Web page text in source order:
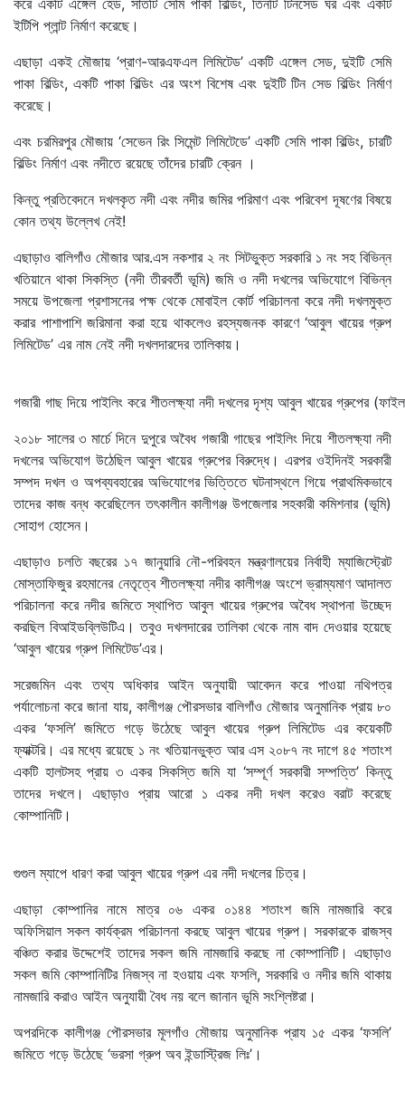
ইটিপি প্লান্ট নির্মাণ করেছে।
এছাড়া একই মৌজায় ‘প্রাণ-আরএফএল লিমিটেড’ একটি এঙ্গেল সেড, দুইটি সেমি
পাকা বিল্ডিং, একটি পাকা বিল্ডিং এর অংশ বিশেষ এবং দুইটি টিন সেড বিল্ডিং নির্মাণ
করেছে।
এবং চরমিরপুর মৌজায় ‘সেভেন রিং সিমেন্ট লিমিটেডে’ একটি সেমি পাকা বিল্ডিং, চারটি
বিল্ডিং নির্মাণ এবং নদীতে রয়েছে তাঁদের চারটি ক্রেন ।
কিন্তু প্রতিবেদনে দখলকৃত নদী এবং নদীর জমির পরিমাণ এবং পরিবেশ দূষণের বিষয়ে
কোন তথ্য উল্লেখ নেই!
এছাড়াও বালিগাঁও মৌজার আর.এস নকশার ২ নং সিটভুক্ত সরকারি ১ নং সহ বিভিন্ন
খতিয়ানে থাকা সিকস্তি (নদী তীরবর্তী ভূমি) জমি ও নদী দখলের অভিযোগে বিভিন্ন
সময়ে উপজেলা প্রশাসনের পক্ষ থেকে মোবাইল কোর্ট পরিচালনা করে নদী দখলমুক্ত
করার পাশাপাশি জরিমানা করা হয়ে থাকলেও রহস্যজনক কারণে ‘আবুল খায়ের গ্রুপ
লিমিটেড’ এর নাম নেই নদী দখলদারদের তালিকায়।
গজারী গাছ দিয়ে পাইলিং করে শীতলক্ষ্যা নদী দখলের দৃশ্য আবুল খায়ের গ্রুপের
২০১৮ সালের ৩ মার্চে দিনে দুপুরে অবৈধ গজারী গাছের পাইলিং দিয়ে শীতলক্ষ্যা নদী
দখলের অভিযোগ উঠেছিল আবুল খায়ের গ্রুপের বিরুদ্ধে। এরপর ওইদিনই সরকারী
সম্পদ দখল ও অপব্যবহারের অভিযোগের ভিত্তিতে ঘটনাস্থলে গিয়ে প্রাথমিকভাবে
তাদের কাজ বন্ধ করেছিলেন তৎকালীন কালীগঞ্জ উপজেলার সহকারী কমিশনার (ভূমি)
সোহাগ হোসেন।
এছাড়াও চলতি বছরের ১৭ জানুয়ারি নৌ-পরিবহন মন্ত্রণালয়ের নির্বাহী ম্যাজিস্ট্রেট
মোস্তাফিজুর রহমানের নেতৃত্বে শীতলক্ষ্যা নদীর কালীগঞ্জ অংশে ভ্রাম্যমাণ আদালত
পরিচালনা করে নদীর জমিতে স্থাপিত আবুল খায়ের গ্রুপের অবৈধ স্থাপনা উচ্ছেদ
করছিল বিআইডব্লিউটিএ। তবুও দখলদারের তালিকা থেকে নাম বাদ দেওয়ার হয়েছে
‘আবুল খায়ের গ্রুপ লিমিটেড’এর।
সরেজমিন এবং তথ্য অধিকার আইন অনুযায়ী আবেদন করে পাওয়া নথিপত্র
পর্যালোচনা করে জানা যায়, কালীগঞ্জ পৌরসভার বালিগাঁও মৌজার অনুমানিক প্রায় ৮০
একর ‘ফসলি’ জমিতে গড়ে উঠেছে আবুল খায়ের গ্রুপ লিমিটেড এর কয়েকটি
ফ্যাক্টরি। এর মধ্যে রয়েছে ১ নং খতিয়ানভুক্ত আর এস ২০৮৭ নং দাগে ৪৫ শতাংশ
একটি হালটসহ প্রায় ৩ একর সিকস্তি জমি যা ‘সম্পূর্ণ সরকারী সম্পত্তি’ কিন্তু
তাদের দখলে। এছাড়াও প্রায় আরো ১ একর নদী দখল করেও বরাট করেছে
কোম্পানিটি।
গুগুল ম্যাপে ধারণ করা আবুল খায়ের গ্রুপ এর নদী দখলের চিত্র।
এছাড়া কোম্পানির নামে মাত্র ০৬ একর ০১৪৪ শতাংশ জমি নামজারি করে
অফিসিয়াল সকল কার্যক্রম পরিচালনা করছে আবুল খায়ের গ্রুপ। সরকারকে রাজস্ব
বঞ্চিত করার উদ্দেশেই তাদের সকল জমি নামজারি করছে না কোম্পানিটি। এছাড়াও
সকল জমি কোম্পানিটির নিজস্ব না হওয়ায় এবং ফসলি, সরকারি ও নদীর জমি থাকায়
নামজারি করাও আইন অনুযায়ী বৈধ নয় বলে জানান ভূমি সংশ্লিষ্টরা।
অপরদিকে কালীগঞ্জ পৌরসভার মূলগাঁও মৌজায় অনুমানিক প্রায ১৫ একর ‘ফসলি’
জমিতে গড়ে উঠেছে ‘ভরসা গ্রুপ অব ইন্ডাস্ট্রিজ লিঃ’।